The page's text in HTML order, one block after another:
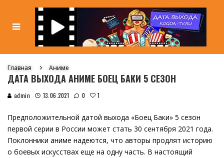
Главная Аниме
ДАТА ВЫХОДА АНИМЕ БОЕЦ БАКИ 5 СЕЗОН
admin 13.06.2021 0 1
Предположительной датой выхода «Боец Баки» 5 сезон
первой серии в России может стать 30 сентября 2021 года.
Поклонники аниме надеются, что авторы продлят историю
о боевых искусствах еще на одну часть. В настоящий